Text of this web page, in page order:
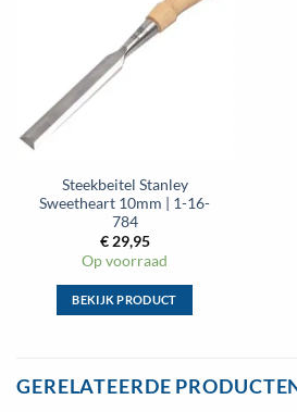
Steekbeitel Stanley
Sweetheart 10mm | 1-16-
784
€29,95
Op voorraad
BEKIJK PRODUCT
meerdere
GERELATEERDE